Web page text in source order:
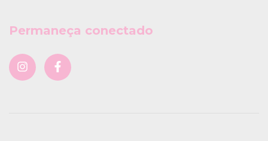
Permaneça conectado